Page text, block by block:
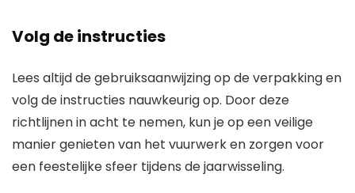
Volg de instructies
Lees altijd de gebruiksaanwijzing op de verpakking en
volg de instructies nauwkeurig op. Door deze
richtlijnen in acht te nemen, kun je op een veilige
manier genieten van het vuurwerk en zorgen voor
een feestelijke sfeer tijdens de jaarwisseling.